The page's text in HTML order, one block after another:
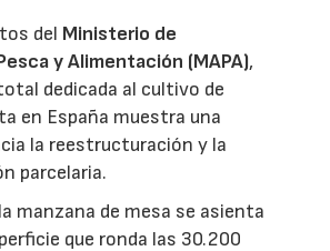
del Ministerio de
y Alimentación (MAPA),
dedicada al cultivo de
en España muestra una
la reestructuración y la
parcelaria.
manzana de mesa se asienta
que ronda las 30.200